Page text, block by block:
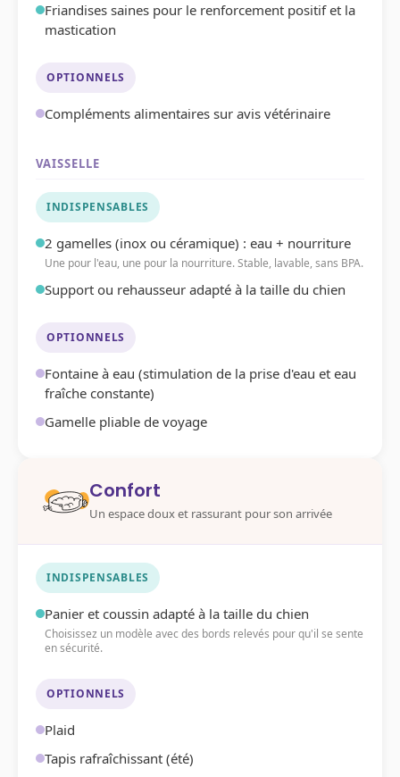
Friandises saines pour le renforcement positif et la
mastication
OPTIONNELS
Compléments alimentaires sur avis vétérinaire
VAISSELLE
INDISPENSABLES
2 gamelles (inox ou céramique) : eau + nourriture
Une pour l'eau, une pour la nourriture. Stable, lavable, sans BPA.
Support ou rehausseur adapté à la taille du chien
OPTIONNELS
Fontaine à eau (stimulation de la prise d'eau et eau
fraîche constante)
Gamelle pliable de voyage
Confort
Un espace doux et rassurant pour son arrivée
INDISPENSABLES
Panier et coussin adapté à la taille du chien
Choisissez un modèle avec des bords relevés pour qu'il se sente
en sécurité.
OPTIONNELS
Plaid
Tapis rafraîchissant (été)